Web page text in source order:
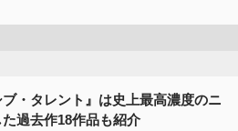
ブ・タレント』は史上最高濃度のニ
過去作18作品も紹介